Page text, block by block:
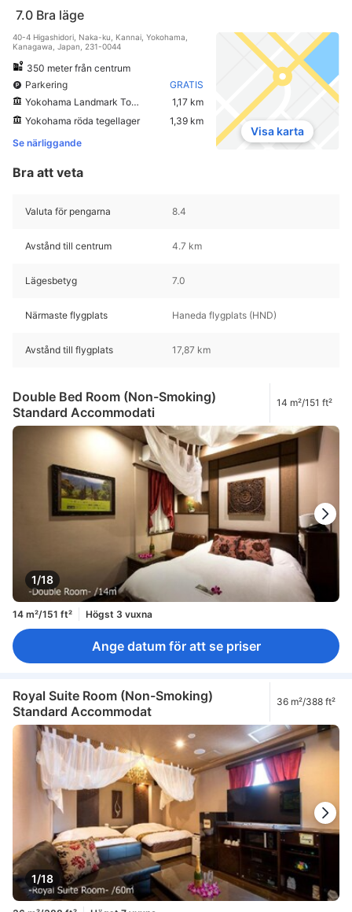
7.0 Bra läge
40-4 Higashidori, Naka-ku, Kannai, Yokohama,
Kanagawa, Japan, 231-0044
350 meter från centrum
Parkering
GRATIS
Yokohama Landmark Tower
1,17 km
Yokohama röda tegellager
1,39 km
Se närliggande
Visa karta
Bra att veta
Valuta för pengarna 8.4
Avstånd till centrum 4.7 km
Lägesbetyg 7.0
Närmaste flygplats Haneda flygplats (HND)
Avstånd till flygplats 17,87 km
Double Bed Room (Non-Smoking)
Standard Accommodati
14 m²/151 ft²
1/18
14 m²/151 ft² Högst 3 vuxna
Ange datum för att se priser
Royal Suite Room (Non-Smoking)
Standard Accommodat
36 m²/388 ft²
1/18